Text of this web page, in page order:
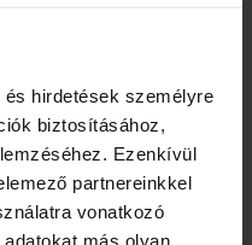
hirdetések személyre
biztosításához,
Ezenkívül
partnereinkkel
vonatkozó
más olyan
500ml